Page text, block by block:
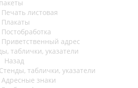
пакеты
Печать листовая
Плакаты
Постобработка
Приветственный адрес
таблички, указатели
Назад
Стенды, таблички, указатели
Адресные знаки